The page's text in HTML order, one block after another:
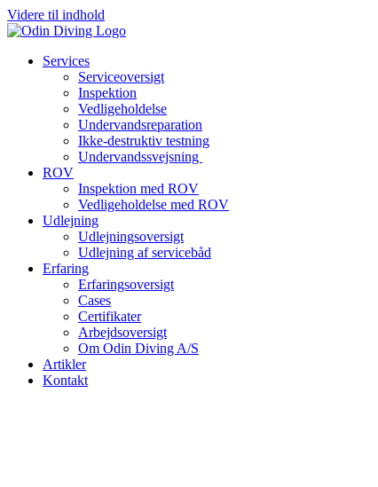
Videre til indhold
Services
Serviceoversigt
Inspektion
Vedligeholdelse
Undervandsreparation
Ikke-destruktiv testning
Undervandssvejsning
ROV
Inspektion med ROV
Vedligeholdelse med ROV
Udlejning
Udlejningsoversigt
Udlejning af servicebåd
Erfaring
Erfaringsoversigt
Cases
Certifikater
Arbejdsoversigt
Om Odin Diving A/S
Artikler
Kontakt